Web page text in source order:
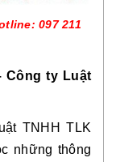
097 211
Công ty Luật
TNHH TLK
những thông